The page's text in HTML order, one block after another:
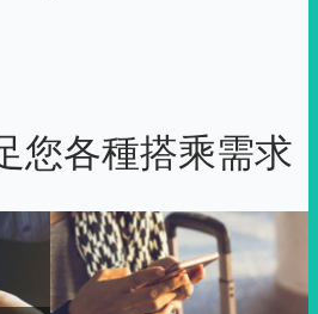
您各種搭乘需求